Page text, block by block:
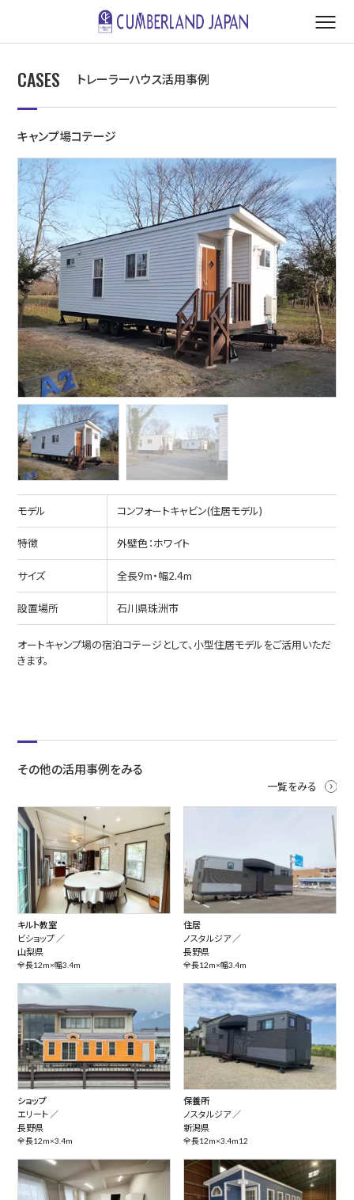
CASES トレーラーハウス活用事例
キャンプ場コテージ
モデル コンフォートキャビン(住居モデル)
特徴 外壁色：ホワイト
サイズ 全長9m・幅2.4m
設置場所 石川県珠洲市
オートキャンプ場の宿泊コテージとして、小型住居モデルをご活用いただ
きます。
その他の活用事例をみる
一覧をみる
キルト教室
ビショップ ／
山梨県
全長12m×幅3.4m
住居
ノスタルジア ／
長野県
全長12m×幅3.4m
ショップ
エリート ／
長野県
全長12m×3.4m
保養所
ノスタルジア ／
新潟県
全長12m×3.4m12